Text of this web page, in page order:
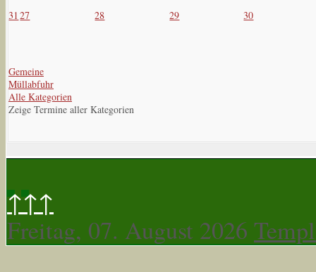
31 27 28 29 30
Gemeine
Müllabfuhr
Alle Kategorien
Zeige Termine aller Kategorien
↑↑↑
Freitag, 07. August 2026